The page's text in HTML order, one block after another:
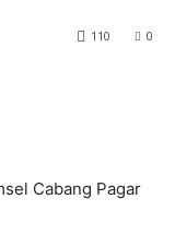
0
110
Cabang Pagar